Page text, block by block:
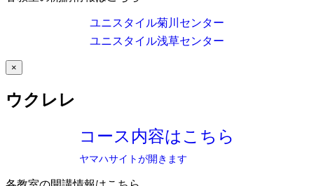
ユニスタイル菊川センター
ユニスタイル浅草センター
×
ウクレレ
コース内容はこちら
ヤマハサイトが開きます